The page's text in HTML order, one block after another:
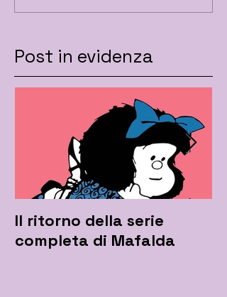
Post in evidenza
Il ritorno della serie
completa di Mafalda